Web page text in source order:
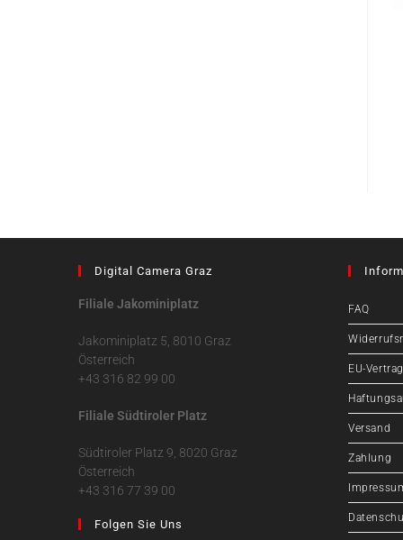
Digital Camera Graz
Filiale Jakominiplatz
Jakominiplatz 5, 8010 Graz
Österreich
+43 316 82 99 00
Filiale Südtiroler Platz
Südtiroler Platz 9, 8020 Graz
Österreich
+43 316 77 39 00
Folgen Sie Uns
FAQ
EU-
Versand
Zahlung